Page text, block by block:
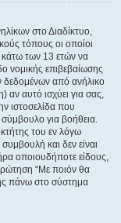
στο Διαδίκτυο,
τόπους οι οποίοι
των 13 ετών να
νομικής επιβεβαίωσης
δεδομένων από ανήλικο
αν αυτό ισχύει για σας,
ιστοσελίδα που
σύμβουλο για βοήθεια.
του εν λόγω
και δεν είναι
οποιουδήποτε είδους,
“Με ποιόν θα
πάνω στο σύστημα